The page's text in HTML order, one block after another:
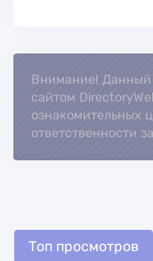
Внимание! Данный
сайтом
ознакомительных
ответственности
Топ просмотров